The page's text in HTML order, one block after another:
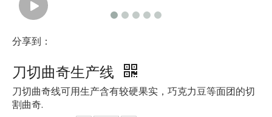
分享到：
刀切曲奇生产线
刀切曲奇线可用生产含有较硬果实，巧克力豆等面团的切
割曲奇.